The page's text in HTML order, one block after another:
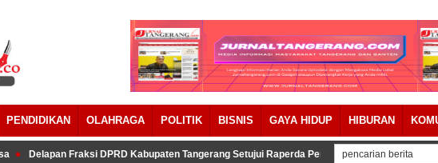
PENDIDIKAN OLAHRAGA POLITIK BISNIS GAYA HIDUP HIBURAN
Delapan Fraksi DPRD Kabupaten Tangerang Setujui Raperda Pertanggungjawaban APBD